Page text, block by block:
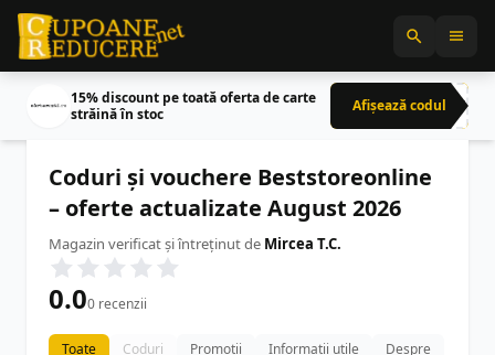
15% discount pe toată oferta de carte
străină în stoc
Afișează codulCRN
Coduri și vouchere Beststoreonline
– oferte actualizate August 2026
Magazin verificat și întreținut de Mircea T.C.
0.00 recenzii
Toate Coduri Promoții Informații utile
Despre